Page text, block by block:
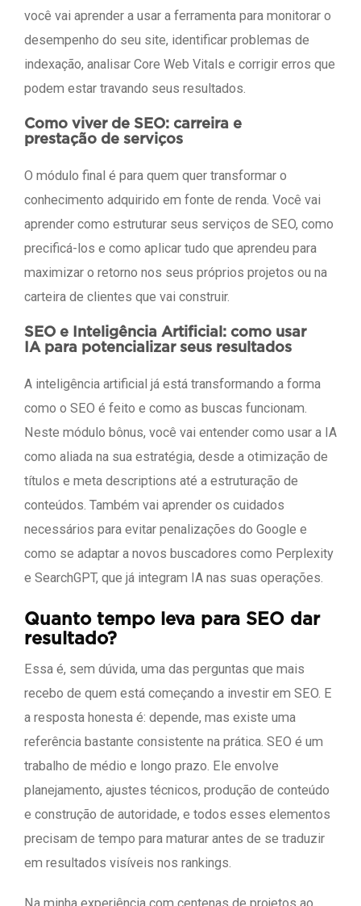
você vai aprender a usar a ferramenta para monitorar o
desempenho do seu site, identificar problemas de
indexação, analisar Core Web Vitals e corrigir erros que
podem estar travando seus resultados.
Como viver de SEO: carreira e
prestação de serviços
O módulo final é para quem quer transformar o
conhecimento adquirido em fonte de renda. Você vai
aprender como estruturar seus serviços de SEO, como
precificá-los e como aplicar tudo que aprendeu para
maximizar o retorno nos seus próprios projetos ou na
carteira de clientes que vai construir.
SEO e Inteligência Artificial: como usar
IA para potencializar seus resultados
A inteligência artificial já está transformando a forma
como o SEO é feito e como as buscas funcionam.
Neste módulo bônus, você vai entender como usar a IA
como aliada na sua estratégia, desde a otimização de
títulos e meta descriptions até a estruturação de
conteúdos. Também vai aprender os cuidados
necessários para evitar penalizações do Google e
como se adaptar a novos buscadores como Perplexity
e SearchGPT, que já integram IA nas suas operações.
Quanto tempo leva para SEO dar
resultado?
Essa é, sem dúvida, uma das perguntas que mais
recebo de quem está começando a investir em SEO. E
a resposta honesta é: depende, mas existe uma
referência bastante consistente na prática. SEO é um
trabalho de médio e longo prazo. Ele envolve
planejamento, ajustes técnicos, produção de conteúdo
e construção de autoridade, e todos esses elementos
precisam de tempo para maturar antes de se traduzir
em resultados visíveis nos rankings.
Na minha experiência com centenas de projetos ao